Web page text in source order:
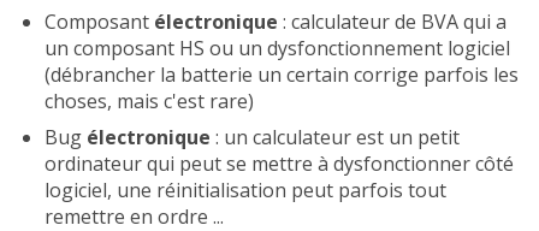
Composant électronique : calculateur de BVA qui a
un composant HS ou un dysfonctionnement logiciel
(débrancher la batterie un certain corrige parfois les
choses, mais c'est rare)
Bug électronique : un calculateur est un petit
ordinateur qui peut se mettre à dysfonctionner côté
logiciel, une réinitialisation peut parfois tout
remettre en ordre ...